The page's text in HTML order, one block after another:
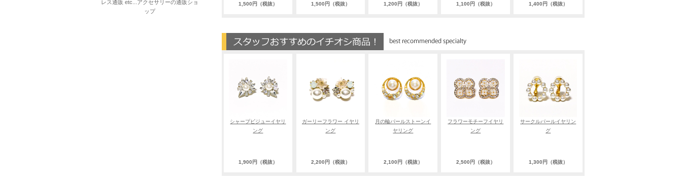
1,500円（税抜） 1,500円（税抜） 1,200円（税抜） 1,100円（税抜） 1,400円（税抜）
シャープビジューイヤリ
ング
1,900円（税抜）
ガーリーフラワー イヤリ
ング
2,200円（税抜）
月の輪パールストーンイ
ヤリング
2,100円（税抜）
フラワーモチーフイヤリ
ング
2,500円（税抜）
サークルパールイヤリン
グ
1,300円（税抜）
レス通販 etc...アクセサリーの通販ショ
ップ